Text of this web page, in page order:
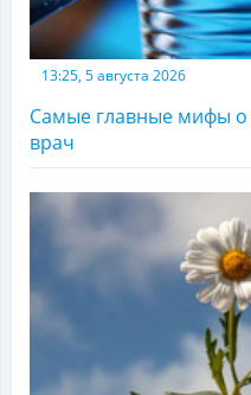
13:25, 5 августа 2026
Самые главные мифы о
врач